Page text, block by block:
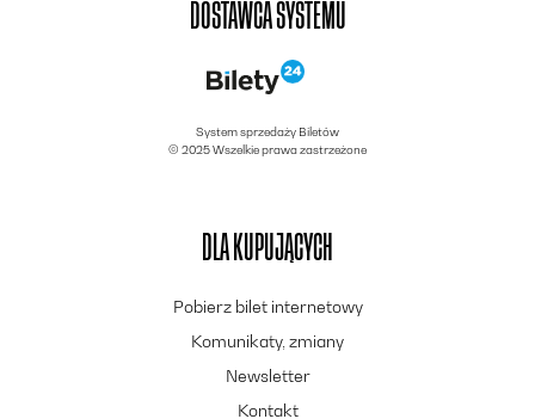
DOSTAWCA SYSTEMU
System sprzedaży Biletów
© 2025 Wszelkie prawa zastrzeżone
DLA KUPUJĄCYCH
Pobierz bilet internetowy
Komunikaty, zmiany
Newsletter
Kontakt